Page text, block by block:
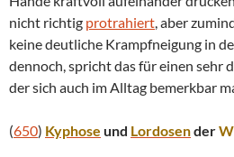
nicht richtig protrahiert, aber
keine deutliche Krampfneigung in
dennoch, spricht das für einen sehr
der sich auch im Alltag bemerkbar
(650) Kyphose und Lordosender